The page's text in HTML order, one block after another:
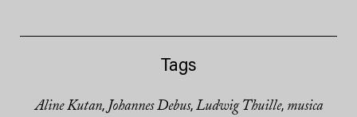
Tags
Aline Kutan, Johannes Debus, Ludwig Thuille, musica